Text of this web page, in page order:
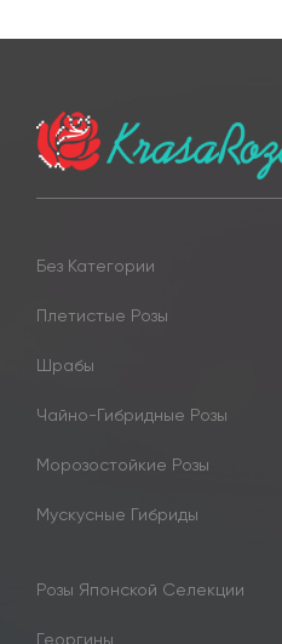
Без Категории
Плетистые Розы
Шрабы
Чайно-Гибридные Розы
Морозостойкие Розы
Мускусные Гибриды
Розы Японской Селекции
Георгины